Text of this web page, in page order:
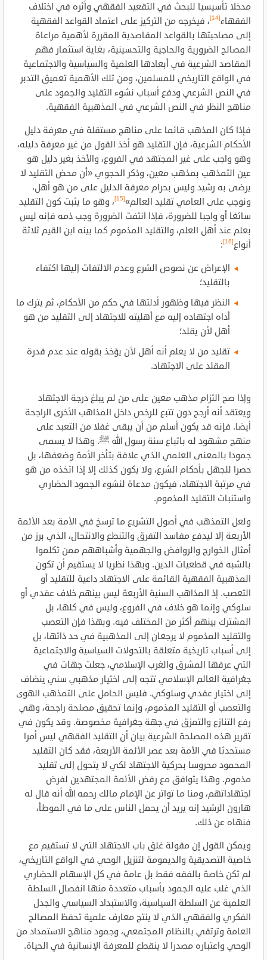
مدخلا تأسيسيا للبحث في التقعيد الفقهي وأثره في اختلاف
الفقهاء[14]
، فيخرجه من التركيز على اعتماد القواعد الفقهية
إلى مصاحبتها بالقواعد المقاصدية المقررة لأهمية مراعاة
المصالح الضرورية والحاجية والتحسينية، بغاية استثمار فهم
المقاصد الشرعية في أبعادها العلمية والسياسية والاجتماعية
في الواقع التاريخي للمسلمين، ومن تلك الأهمية تعميق التدبر
في النص الشرعي ودفع أسباب نشوء التقليد والجمود على
مناهج النظر في النص الشرعي في المذهبية الفقهية.
فإذا كان المذهب قائما على مناهج مستقلة في معرفة دليل
الأحكام الشرعية، فإن التقليد هو أخذ القول من غير معرفة دليله،
وهو واجب على غير المجتهد في الفروع، والأخذ بغير دليل هو
عين التمذهب بمذهب معين، وذكر الحجوي «أن محض التقليد لا
يرضى به رشيد وليس بحرام معرفة الدليل على من هو أهل،
ونوجب على العامي تقليد العالم»[15]
، وهو ما يثبت كون التقليد
سائغا أو واجبا للضرورة، فإذا انتفت الضرورة وجب ذمه فإنه ليس
بعلم عند أهل العلم، والتقليد المذموم كما بينه ابن القيم ثلاثة
أنواع[16]
:
الإعراض عن نصوص الشرع وعدم الالتفات إليها اكتفاء
بالتقليد؛
النظر فيها وظهور أدلتها في حكم من الأحكام، ثم يترك ما
أداه اجتهاده إليه مع أهليته للاجتهاد إلى التقليد من هو
أهل لأن يقلد؛
تقليد من لا يعلم أنه أهل لأن يؤخذ بقوله عند عدم قدرة
المقلد على الاجتهاد.
وإذا صح التزام مذهب معين على من لم يبلغ درجة الاجتهاد
ويعتقد أنه أرجح دون تتبع للرخص داخل المذاهب الأخرى الراجحة
أيضا. فإنه قد يكون أسلم من أن يبقى غفلا من التعبد على
منهج مشهود له باتباع سنة رسول الله ﷺ. وهذا لا يسمى
جمودا بالمعنى العلمي الذي علاقة بتأخر الأمة وضعفها، بل
حصرا للجهل بأحكام الشرع، ولا يكون كذلك إلا إذا اتخذه من هو
في مرتبة الاجتهاد، فيكون مدعاة لنشوء الجمود الحضاري
واستنبات التقليد المذموم.
ولعل التمذهب في أصول التشريع ما ترسخ في الأمة بعد الأئمة
الأربعة إلا ليدفع مفاسد التفرق والتنطع والانتحال، الذي برز من
أمثال الخوارج والروافض والجهمية وأشباههم ممن تكلموا
بالشبه في قطعيات الدين. وبهذا نظريا لا يستقيم أن تكون
المذهبية الفقهية القائمة على الاجتهاد داعية للتقليد أو
التعصب. إذ المذاهب السنية الأربعة ليس بينهم خلاف عقدي أو
سلوكي وإنما هو خلاف في الفروع، وليس في كلها، بل
المشترك بينهم أكثر من المختلف فيه. وبهذا فإن التعصب
والتقليد المذموم لا يرجعان إلى المذهبية في حد ذاتها، بل
إلى أسباب تاريخية متعلقة بالتحولات السياسية والاجتماعية
التي عرفها المشرق والغرب الإسلامي، جعلت جهات في
جغرافية العالم الإسلامي تتجه إلى اختيار مذهبي سني ينضاف
إلى اختيار عقدي وسلوكي. فليس الحامل على التمذهب الهوى
والتعصب أو التقليد المذموم، وإنما تحقيق مصلحة راجحة، وهي
رفع التنازع والتمزق في جهة جغرافية مخصوصة. وقد يكون في
تقرير هذه المصلحة الشرعية بيان أن التقليد الفقهي ليس أمرا
مستحدثا في الأمة بعد عصر الأئمة الأربعة، فقد كان التقليد
المحمود محروسا بحركية الاجتهاد لكي لا يتحول إلى تقليد
مذموم. وهذا يتوافق مع رفض الأئمة المجتهدين لفرض
اجتهاداتهم، ومنا ما تواتر عن الإمام مالك رحمه الله أنه قال له
هارون الرشيد إنه يريد أن يحمل الناس على ما في الموطأ،
فنهاه عن ذلك.
ويمكن القول إن مقولة غلق باب الاجتهاد التي لا تستقيم مع
خاصية التصديقية والديمومة لتنزيل الوحي في الواقع التاريخي،
لم تكن خاصة بالفقه فقط بل عامة في كل الإسهام الحضاري
الذي غلب عليه الجمود بأسباب متعددة منها انفصال السلطة
العلمية عن السلطة السياسية، والاستبداد السياسي والجدل
الفكري والفقهي الذي لا ينتج معارف علمية تحفظ المصالح
العامة وترتقي بالنظام المجتمعي، وجمود مناهج الاستمداد من
الوحي واعتباره مصدرا لا ينقطع للمعرفة الإنسانية في الحياة.